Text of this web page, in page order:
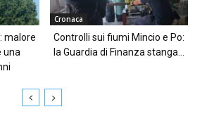
malore
una
Cronaca
Controlli sui fiumi Mincio e Po:
la Guardia di Finanza stanga...